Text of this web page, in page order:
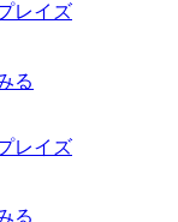
レイズ
る
レイズ
る